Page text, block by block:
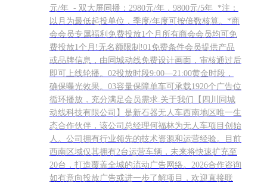
元/年 - 双大屏同播：2980元/年，9800元/5年 *注：
以月为最低起投单位，季度/年度可按倍数核算。*商
会会员专属福利免费投放1个月所有商会会员均可免
费投放1个月!无名额限制!01免费条件会员提供产品
或品牌信息，由同城动线免费设计画面，审核通过后
即可上线轮播。02投放时段9:00—21:00黄金时段，
确保曝光效果。03容量保障单车可承载1920个广告位
循环播放，充分满足会员需求.关于我们【四川同城
动线科技有限公司】是新石器无人车西南地区唯一生
态合作伙伴，该公司总经理何福林为无人车项目创始
人。公司拥有行业领先的技术资源和运营经验。目前
西南区域仅其拥有2台运营车辆，未来将快速扩充至
20台，打造覆盖全城的流动广告网络。2026合作咨询
如有意向投放广告或进一步了解项目，欢迎直接联